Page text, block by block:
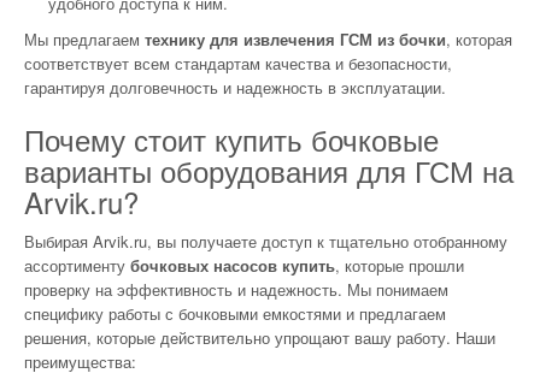
Мы предлагаем технику для извлечения ГСМ из бочки, которая
соответствует всем стандартам качества и безопасности,
гарантируя долговечность и надежность в эксплуатации.
Почему стоит купить бочковые
варианты оборудования для ГСМ на
Arvik.ru?
Выбирая Arvik.ru, вы получаете доступ к тщательно отобранному
ассортименту бочковых насосов купить, которые прошли
проверку на эффективность и надежность. Мы понимаем
специфику работы с бочковыми емкостями и предлагаем
решения, которые действительно упрощают вашу работу. Наши
преимущества: